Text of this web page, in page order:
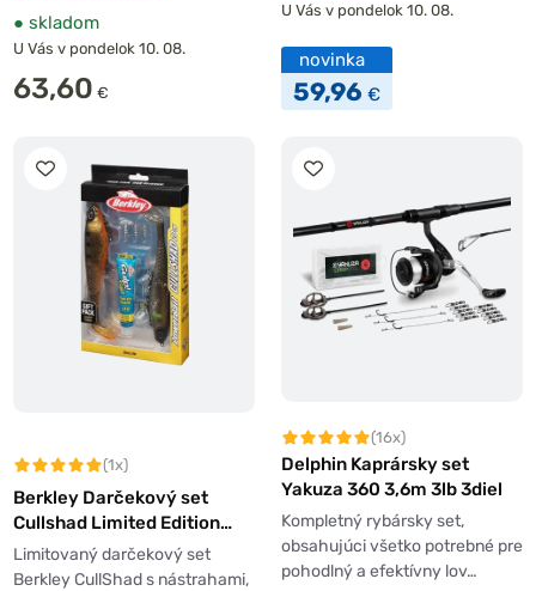
● skladom
U Vás v pondelok 10. 08.
63,60 €
U Vás v pondelok 10. 08.
novinka
59,96 €
(1x)
Berkley Darčekový set
Cullshad Limited Edition
Gift Pack 20cm 79g
Limitovaný darčekový set
Berkley CullShad s nástrahami,
(16x)
Delphin Kaprársky set
Yakuza 360 3,6m 3lb 3diel
Kompletný rybársky set,
obsahujúci všetko potrebné pre
pohodlný a efektívny lov…